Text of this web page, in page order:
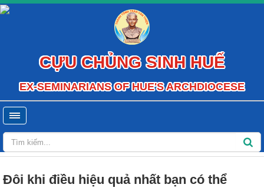
CỰU CHỦNG SINH HUẾ
EX-SEMINARIANS OF HUE'S ARCHDIOCESE
Đôi khi điều hiệu quả nhất bạn có thể